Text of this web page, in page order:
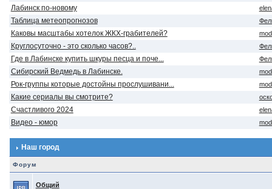
Лабинск по-новому
Таблица метеопрогнозов
Каковы масштабы хотелок ЖКХ-грабителей?
Круглосуточно - это сколько часов?..
Где в Лабинске купить шкуры песца и поче...
Сибирский Ведмедь в Лабинске.
Рок-группы которые достойны прослушивани...
Какие сериалы вы смотрите?
Счастливого 2024
Видео - юмор
Наш город
Форум
Общий